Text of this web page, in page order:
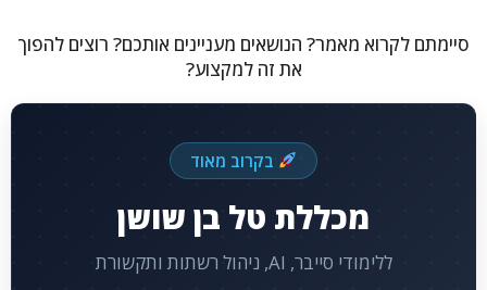
סיימתם לקרוא מאמר? הנושאים מעניינים אותכם? רוצים להפוך
את זה למקצוע?
בקרוב מאוד
מכללת טל בן שושן
ללימודי סייבר, AI, ניהול רשתות ותקשורת